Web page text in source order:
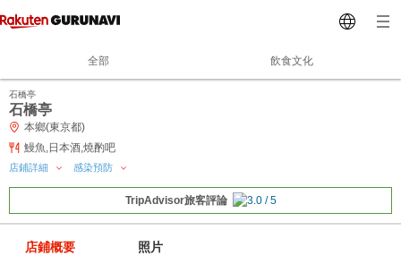
全部 飲食文化
石橋亭
石橋亭
本鄉(東京都)
鰻魚,日本酒,燒酌吧
店鋪詳細 感染預防
TripAdvisor旅客評論
店鋪概要 照片